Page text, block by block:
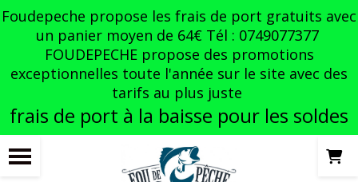
Foudepeche propose les frais de port gratuits avec
un panier moyen de 64€ Tél : 0749077377
FOUDEPECHE propose des promotions
exceptionnelles toute l'année sur le site avec des
tarifs au plus juste
frais de port à la baisse pour les soldes